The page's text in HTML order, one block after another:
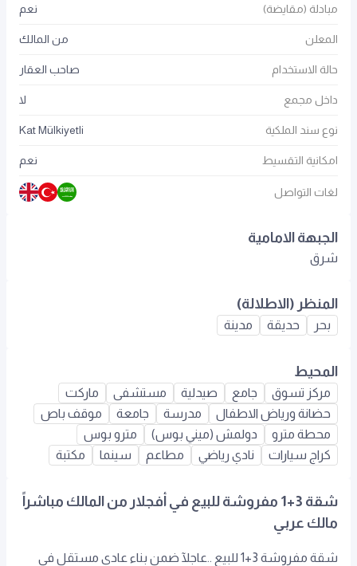
مبادلة (مقايضة) نعم
المعلن من المالك
حالة الاستخدام صاحب العقار
داخل مجمع لا
نوع سند الملكية Kat Mülkiyetli
امكانية التقسيط نعم
لغات التواصل
الجبهة الامامية
شرق
المنظر (الاطلالة)
بحر حديقة مدينة
المحيط
مركز تسوق جامع صيدلية مستشفى
ماركت
حضانة ورياض الاطفال
مدرسة جامعة
موقف باص
محطة مترو
دولمش (ميني بوس)
مترو بوس
كراج سيارات
نادي رياضي مطاعم سينما مكتبة
شقة 3+1 مفروشة للبيع في أفجلار من المالك مباشراً
مالك عربي
شقة مفروشة 3+1 للبيع ..عاجلآ ضمن بناء عادي مستقل في